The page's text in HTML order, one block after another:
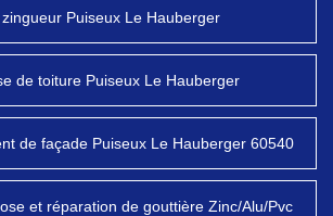
zingueur Puiseux Le Hauberger
de toiture Puiseux Le Hauberger
de façade Puiseux Le Hauberger 60540
et réparation de gouttière Zinc/Alu/Pvc